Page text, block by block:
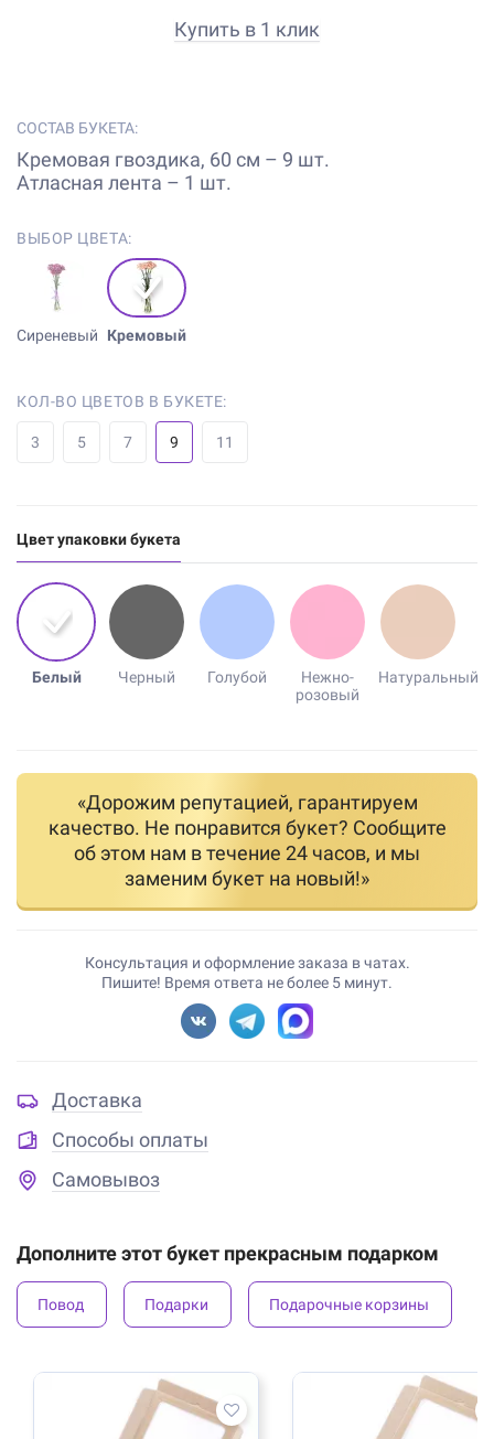
Купить в 1 клик
СОСТАВ БУКЕТА:
Кремовая гвоздика, 60 см – 9 шт.
Атласная лента – 1 шт.
ВЫБОР ЦВЕТА:
Сиреневый Кремовый
КОЛ-ВО ЦВЕТОВ В БУКЕТЕ:
3 5 7 9 11
Цвет упаковки букета
Белый Черный Голубой
Нежно-
розовый
Натуральный
«Дорожим репутацией, гарантируем
качество. Не понравится букет? Сообщите
об этом нам в течение 24 часов, и мы
заменим букет на новый!»
Консультация и оформление заказа в чатах.
Пишите! Время ответа не более 5 минут.
Доставка
Способы оплаты
Самовывоз
Дополните этот букет прекрасным подарком
Повод Подарки Подарочные корзины